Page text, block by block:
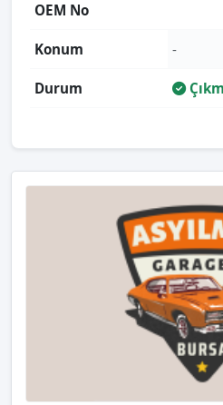
OEM No
Konum -
Durum